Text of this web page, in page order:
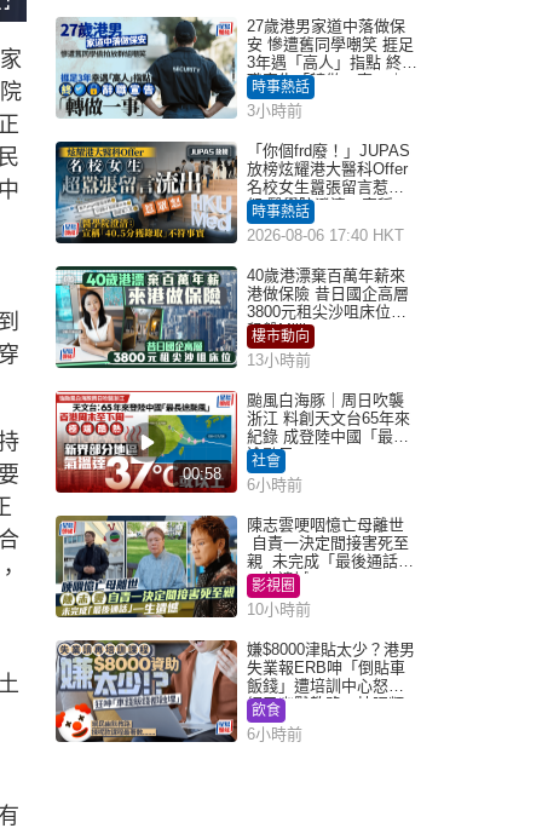
F
u
s
c
r
e
e
n
27歲港男家道中落做保
安 慘遭舊同學嘲笑 捱足
3年遇「高人」指點 終辭
職宣告「轉做一事」｜
Juicy叮
時事熱話
3小時前
「你個frd廢！」JUPAS
放榜炫耀港大醫科Offer
名校女生囂張留言惹眾
怒 醫學院澄清：宣稱
「40.5分獲錄取」不符事
實｜Juicy叮
時事熱話
2026-08-06 17:40 HKT
40歲港漂棄百萬年薪來
港做保險 昔日國企高層
3800元租尖沙咀床位｜
租盤Million
樓市動向
13小時前
00:58
颱風白海豚｜周日吹襲
浙江 料創天文台65年來
紀錄 成登陸中國「最長
途颱風」
社會
6小時前
陳志雲哽咽憶亡母離世
自責一決定間接害死至
親 未完成「最後通話」
一生遺憾
影視圈
10小時前
嫌$8000津貼太少？港男
失業報ERB呻「倒貼車
飯錢」遭培訓中心怒轟
網民幽默教路：揀呢類
課程唔會蝕...
飲食
6小時前